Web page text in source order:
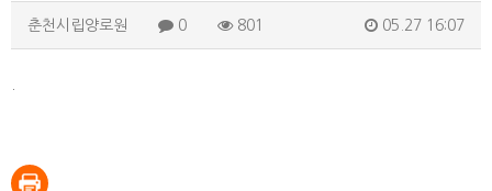
춘천시립양로원 0 801 05.27 16:07